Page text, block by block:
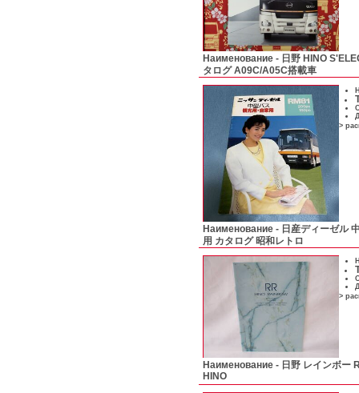
Наименование - 日野 HINO
タログ A09C/A05C搭載車
>
Наименование - 日産ディーゼル
用 カタログ 昭和レトロ
>
Наименование - 日野 レインボー
HINO